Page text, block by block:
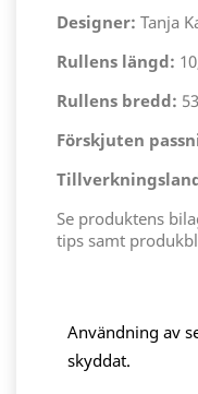
Designer: Tanja
Rullens längd:
Rullens bredd:
Förskjuten
Se produktens
tips samt
Användning av
skyddat.